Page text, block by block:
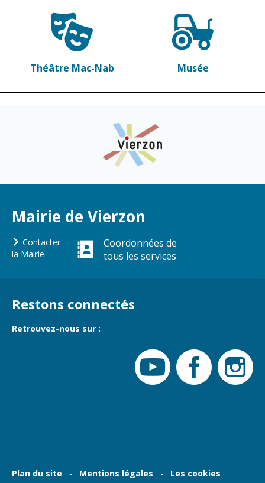
Marchés
Urbanisme et
commerce
chaleur urbain
Théâtre Mac-Nab Musée
Mairie de Vierzon
Contacter
la Mairie
Coordonnées de
tous les services
Restons connectés
Retrouvez-nous sur :
Plan du site Mentions légales Les cookies